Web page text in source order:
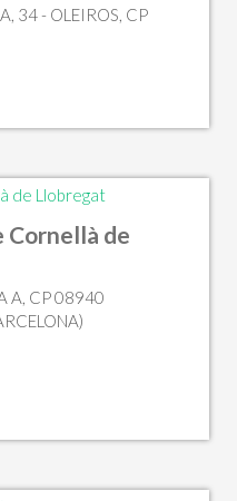
34 - OLEIROS, CP
Cornellà de
A, CP 08940